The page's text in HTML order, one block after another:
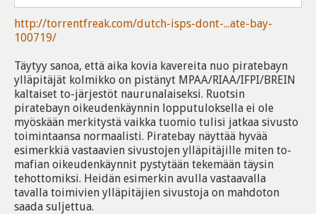
http://torrentfreak.com/dutch-isps-dont-...ate-bay-
100719/
Täytyy sanoa, että aika kovia kavereita nuo piratebayn
ylläpitäjät kolmikko on pistänyt MPAA/RIAA/IFPI/BREIN
kaltaiset to-järjestöt naurunalaiseksi. Ruotsin
piratebayn oikeudenkäynnin lopputuloksella ei ole
myöskään merkitystä vaikka tuomio tulisi jatkaa sivusto
toimintaansa normaalisti. Piratebay näyttää hyvää
esimerkkiä vastaavien sivustojen ylläpitäjille miten to-
mafian oikeudenkäynnit pystytään tekemään täysin
tehottomiksi. Heidän esimerkin avulla vastaavalla
tavalla toimivien ylläpitäjien sivustoja on mahdoton
saada suljettua.